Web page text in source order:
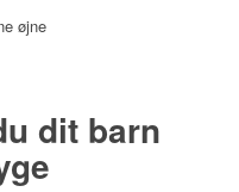
øjne
dit barn